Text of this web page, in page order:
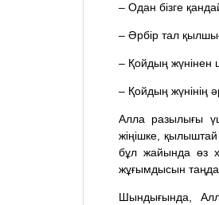
– Одан бізге
– Әрбір тал
– Қойдың жүнінен
– Қойдың жүнінің
Алла разылығы
жіңішке,
бұл жайында өз
жұғымдысын
Шындығында,